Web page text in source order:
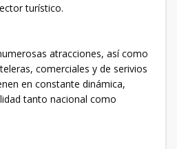
turístico.
atracciones, así como
comerciales y de serivios
en constante dinámica,
tanto nacional como